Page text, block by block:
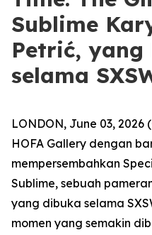
Sublime
Petrić, yang
selama
LONDON, June 03, 2026
HOFA Gallery dengan
mempersembahkan
Sublime, sebuah
yang dibuka selama
momen yang semakin